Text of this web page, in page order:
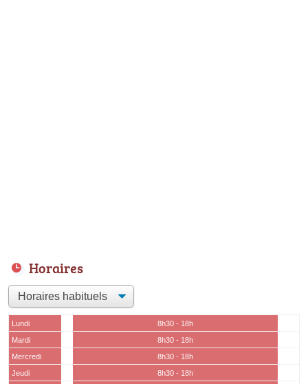
Horaires
Lundi
8h30 - 18h
Mardi
8h30 - 18h
Mercredi
8h30 - 18h
Jeudi
8h30 - 18h